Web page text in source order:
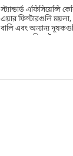
স্ট্যান্ডার্ড এফিসিয়েন্সি
এয়ার ফিল্টারগুলি ময়লা,
বালি এবং অন্যান্য